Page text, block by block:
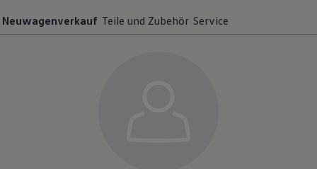
Neuwagenverkauf Teile und Zubehör Service